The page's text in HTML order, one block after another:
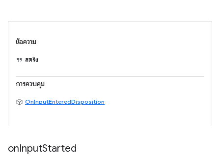
ข้อความ
สตริง
การควบคุม
OnInputEnteredDisposition
onInputStarted